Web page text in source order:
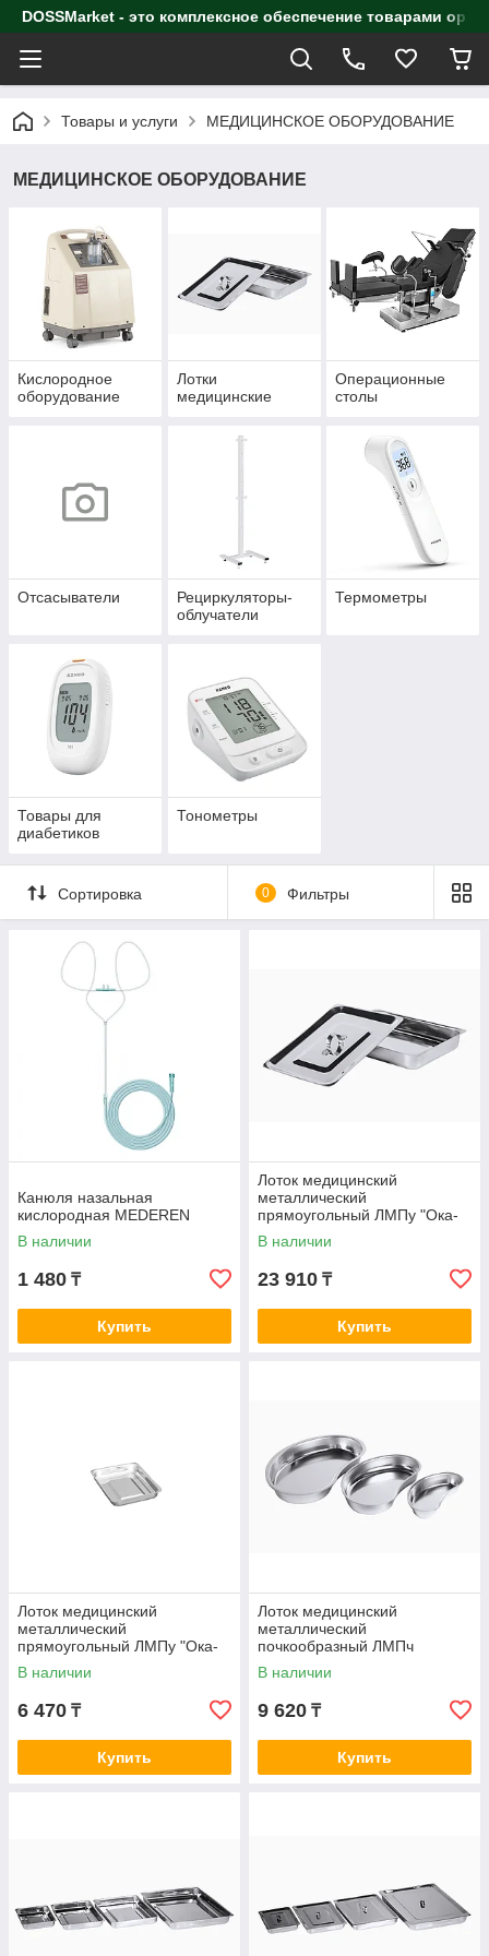
DOSSMarket - это комплексное обеспечение товарами
Товары и услуги МЕДИЦИНСКОЕ ОБОРУДОВАНИЕ
МЕДИЦИНСКОЕ ОБОРУДОВАНИЕ
Кислородное
оборудование
Лотки
медицинские
Операционные
столы
Отсасыватели
Рециркуляторы-
облучатели
Термометры
Товары для
диабетиков
Тонометры
Сортировка 0 Фильтры
Канюля назальная
кислородная MEDEREN
В наличии
1 480 ₸
Купить
Лоток медицинский
металлический
прямоугольный ЛМПу "Ока-
Медик" (300*220*30)(с
крышкой)
В наличии
23 910 ₸
Купить
Лоток медицинский
металлический
прямоугольный ЛМПу "Ока-
Медик" (200*150*25)
В наличии
6 470 ₸
Купить
Лоток медицинский
металлический
почкообразный ЛМПч
В наличии
9 620 ₸
Купить